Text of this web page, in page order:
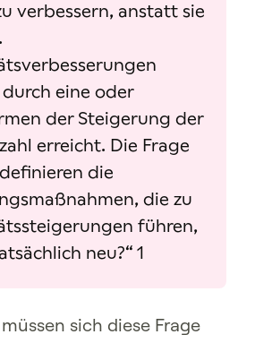
verbessern, anstatt sie
eine oder
der Steigerung der
erreicht. Die Frage
die
die zu
führen,
neu?“ 1
sich diese Frage